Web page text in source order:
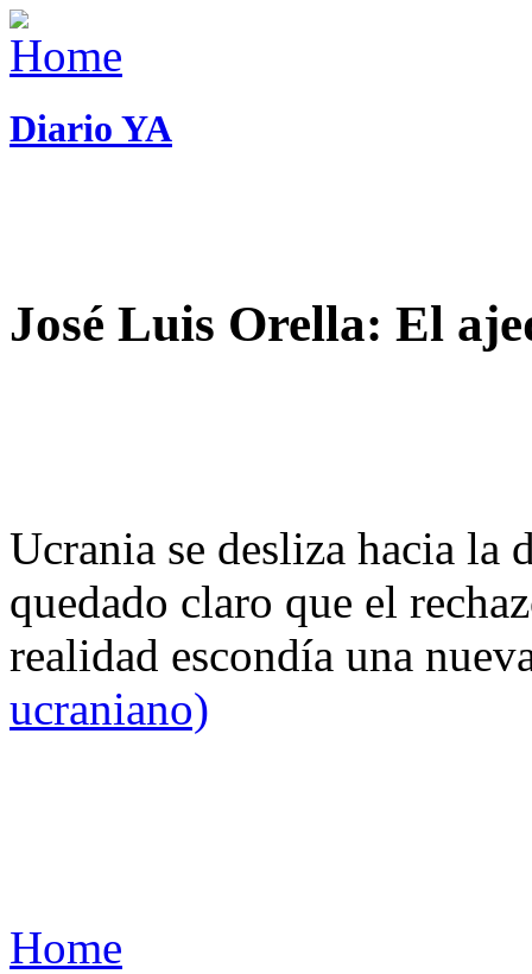
Diario YA
José Luis Orella: El
Ucrania se desliza hacia
quedado claro que el
realidad escondía una
ucraniano)
Home